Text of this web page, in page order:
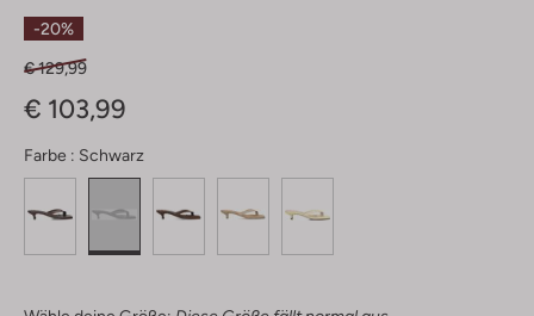
-20%
€ 129,99
€ 103,99
Farbe : Schwarz